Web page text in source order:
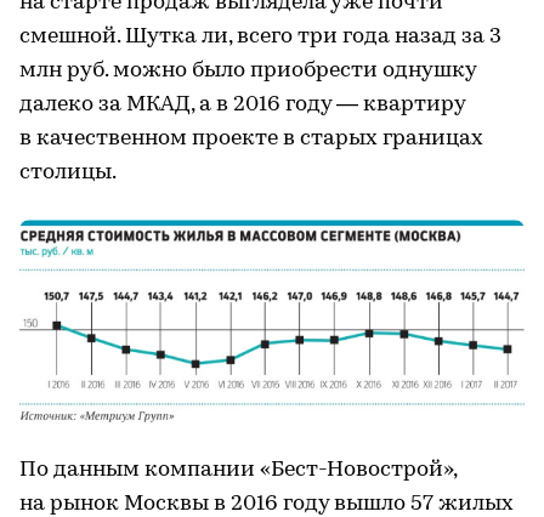
смешной. Шутка ли, всего три года назад за 3
млн руб. можно было приобрести однушку
далеко за МКАД, а в 2016 году — квартиру
в качественном проекте в старых границах
столицы.
По данным компании «Бест-Новострой»,
на рынок Москвы в 2016 году вышло 57 жилых